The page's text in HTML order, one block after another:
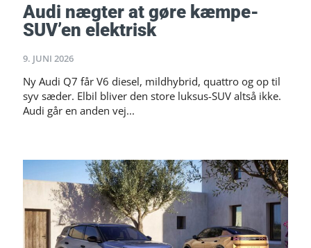
Audi nægter at gøre kæmpe-
SUV’en elektrisk
9. JUNI 2026
Ny Audi Q7 får V6 diesel, mildhybrid, quattro og op til
syv sæder. Elbil bliver den store luksus-SUV altså ikke.
Audi går en anden vej...